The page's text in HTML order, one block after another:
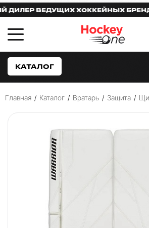
ВЕДУЩИХ ХОККЕЙНЫХ БРЕНДОВ:
КАТАЛОГ
Главная / Каталог / Вратарь / Защита /